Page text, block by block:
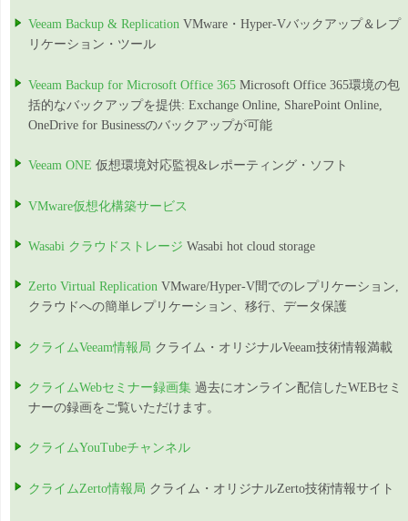
Veeam Backup & Replication VMware・Hyper-Vバックアップ＆レプ
リケーション・ツール
Veeam Backup for Microsoft Office 365 Microsoft Office 365環境の包
括的なバックアップを提供: Exchange Online, SharePoint Online,
OneDrive for Businessのバックアップが可能
Veeam ONE 仮想環境対応監視&レポーティング・ソフト
VMware仮想化構築サービス
Wasabi クラウドストレージ Wasabi hot cloud storage
Zerto Virtual Replication VMware/Hyper-V間でのレプリケーション,
クラウドへの簡単レプリケーション、移行、データ保護
クライムVeeam情報局 クライム・オリジナルVeeam技術情報満載
クライムWebセミナー録画集 過去にオンライン配信したWEBセミ
ナーの録画をご覧いただけます。
クライムYouTubeチャンネル
クライムZerto情報局 クライム・オリジナルZerto技術情報サイト